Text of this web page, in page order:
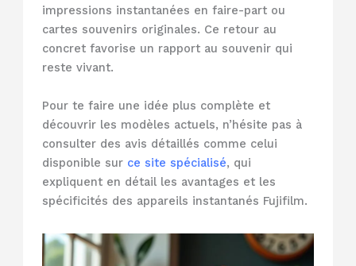
impressions instantanées en faire-part ou
cartes souvenirs originales. Ce retour au
concret favorise un rapport au souvenir qui
reste vivant.
Pour te faire une idée plus complète et
découvrir les modèles actuels, n’hésite pas à
consulter des avis détaillés comme celui
disponible sur ce site spécialisé, qui
expliquent en détail les avantages et les
spécificités des appareils instantanés Fujifilm.